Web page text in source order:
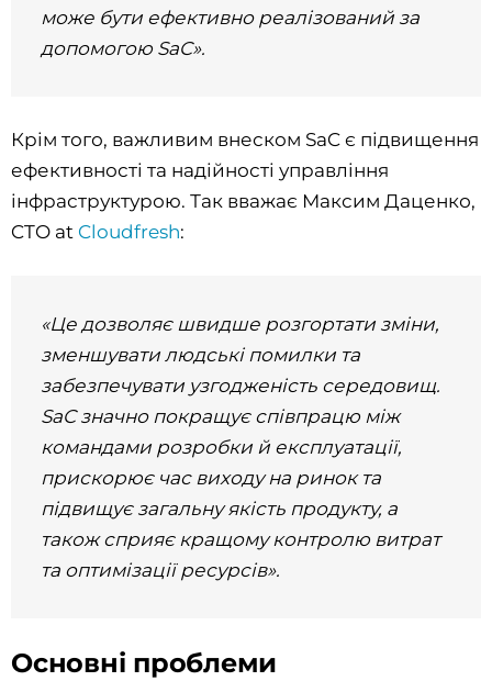
може бути ефективно реалізований за
допомогою SaC».
Крім того, важливим внеском SaC є підвищення
ефективності та надійності управління
інфраструктурою. Так вважає Максим Даценко,
CTO at Cloudfresh:
«Це дозволяє швидше розгортати зміни,
зменшувати людські помилки та
забезпечувати узгодженість середовищ.
SaC значно покращує співпрацю між
командами розробки й експлуатації,
прискорює час виходу на ринок та
підвищує загальну якість продукту, а
також сприяє кращому контролю витрат
та оптимізації ресурсів».
Основні проблеми